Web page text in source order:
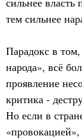
тем сильнее
Парадокс в
народа», всё
проявление
критика -
Но если в